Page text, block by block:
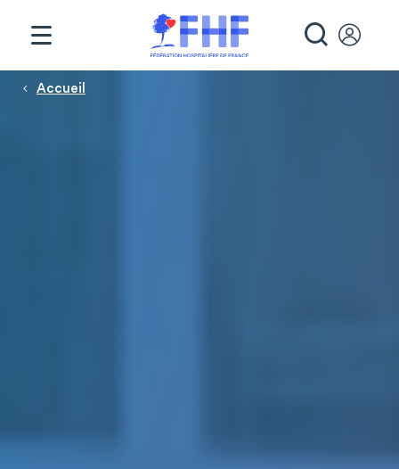
Fil d'Ariane
Accueil
Panneau de gestion des cookies